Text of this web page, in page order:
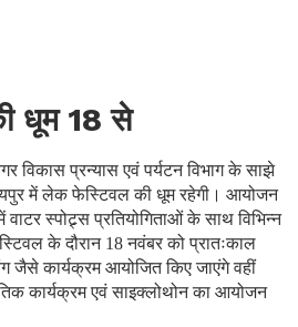
धूम 18 से
विकास प्रन्यास एवं पर्यटन विभाग के साझे
में लेक फेस्टिवल की धूम रहेगी। आयोजन
स्पोट्र्स प्रतियोगिताओं के साथ विभिन्न
के दौरान 18 नवंबर को प्रातःकाल
जैसे कार्यक्रम आयोजित किए जाएंगे वहीं
कार्यक्रम एवं साइक्लोथोन का आयोजन